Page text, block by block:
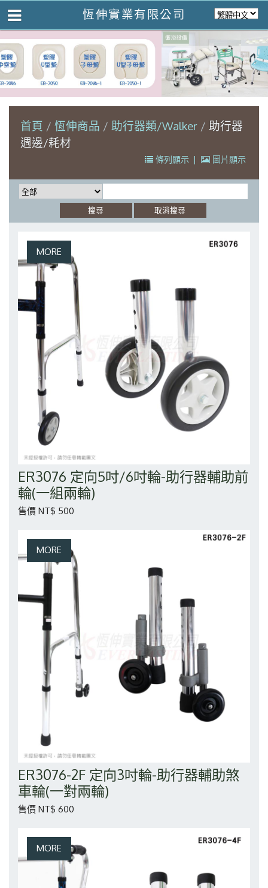
恆伸實業有限公司
首頁 恆伸商品 助行器類/Walker
助行器
週邊/耗材
條列顯示 | 圖片顯示
ER3076 定向5吋/6吋輪-助行器輔助前
輪(一組兩輪)
售價 NT$ 500
ER3076-2F 定向3吋輪-助行器輔助煞
車輪(一對兩輪)
售價 NT$ 600